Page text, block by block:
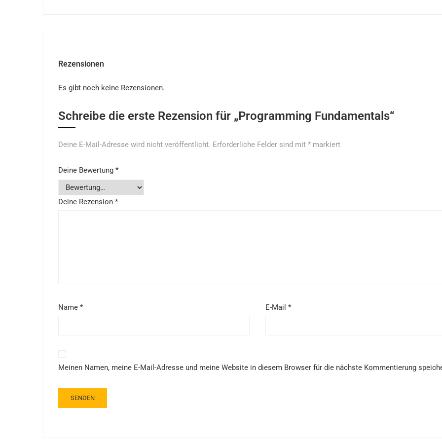
Rezensionen
Es gibt noch keine Rezensionen.
Schreibe die erste Rezension für „Programming Fundamentals“
Deine E-Mail-Adresse wird nicht veröffentlicht. Erforderliche Felder sind mit * markiert
Deine Bewertung *
Deine Rezension *
Name * E-Mail*
Meinen Namen, meine E-Mail-Adresse und meine Website in diesem Browser für die nächste Kommentierung